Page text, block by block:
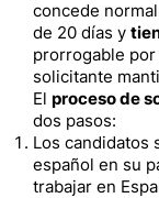
concede
de 20 días y
prorrogable
solicitante
El proceso de
dos pasos:
Los candidatos
español en su
trabajar en